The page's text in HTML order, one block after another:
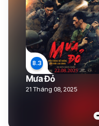
Mưa Đỏ
21 Tháng 08, 2025